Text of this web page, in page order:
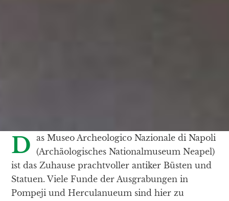
Das Museo Archeologico Nazionale di Napoli (Archäologisches Nationalmuseum Neapel)
ist das Zuhause prachtvoller antiker Büsten und
Statuen. Viele Funde der Ausgrabungen in
Pompeji und Herculanueum sind hier zu